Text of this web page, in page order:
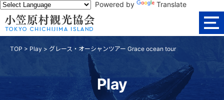
Powered by Translate
TOP > Play > グレース・オーシャンツアー Grace ocean tour
Play